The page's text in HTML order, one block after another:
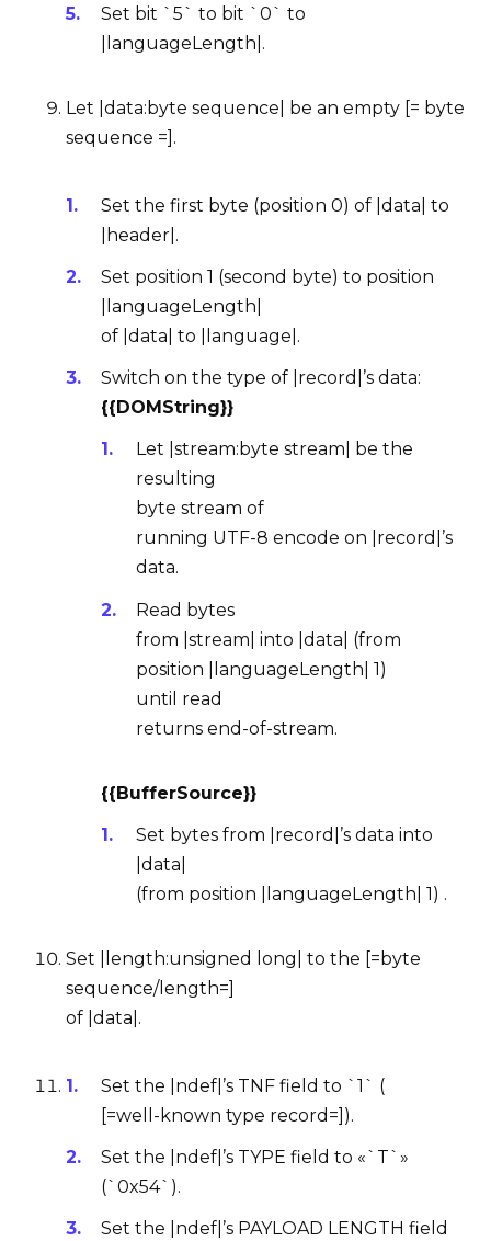
Set bit `5` to bit `0` to
|languageLength|.
Let |data:byte sequence| be an empty [= byte
sequence =].
Set the first byte (position 0) of |data| to
|header|.
Set position 1 (second byte) to position
|languageLength|
of |data| to |language|.
Switch on the type of |record|’s data:
{{DOMString}}
Let |stream:byte stream| be the
resulting
byte stream of
running UTF-8 encode on |record|’s
data.
Read bytes
from |stream| into |data| (from
position |languageLength| 1)
until read
returns end-of-stream.
{{BufferSource}}
Set bytes from |record|’s data into
|data|
(from position |languageLength| 1) .
Set |length:unsigned long| to the [=byte
sequence/length=]
of |data|.
Set the |ndef|’s TNF field to `1` (
[=well-known type record=]).
Set the |ndef|’s TYPE field to «`T`»
(`0x54`).
Set the |ndef|’s PAYLOAD LENGTH field